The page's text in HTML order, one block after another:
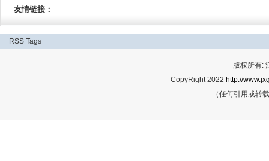
友情链接：
RSS Tags
版权所有:
CopyRight 2022 http://
（任何引用或转